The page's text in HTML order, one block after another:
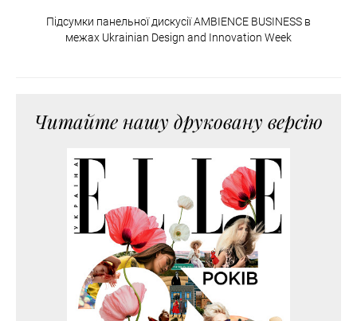
Підсумки панельної дискусії AMBIENCE BUSINESS в
межах Ukrainian Design and Innovation Week
Читайте нашу друковану версію